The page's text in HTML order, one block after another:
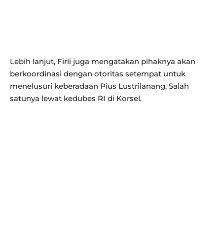
Lebih lanjut, Firli juga mengatakan pihaknya akan
berkoordinasi dengan otoritas setempat untuk
menelusuri keberadaan Pius Lustrilanang. Salah
satunya lewat kedubes RI di Korsel.